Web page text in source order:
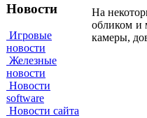
Новости
Игровые
новости
Железные
новости
Новости
software
Новости сайта
На
обликом и
камеры,